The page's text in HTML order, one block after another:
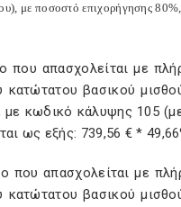
με ποσοστό επιχορήγησης
που απασχολείται με
κατώτατου βασικού
κωδικό κάλυψης 105
ως εξής: 739,56 € *
που απασχολείται με
κατώτατου βασικού